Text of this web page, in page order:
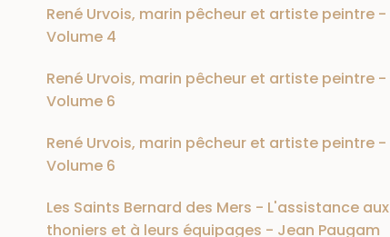
René Urvois, marin pêcheur et artiste peintre -
Volume 4
René Urvois, marin pêcheur et artiste peintre -
Volume 6
René Urvois, marin pêcheur et artiste peintre -
Volume 6
Les Saints Bernard des Mers - L'assistance aux
thoniers et à leurs équipages - Jean Paugam